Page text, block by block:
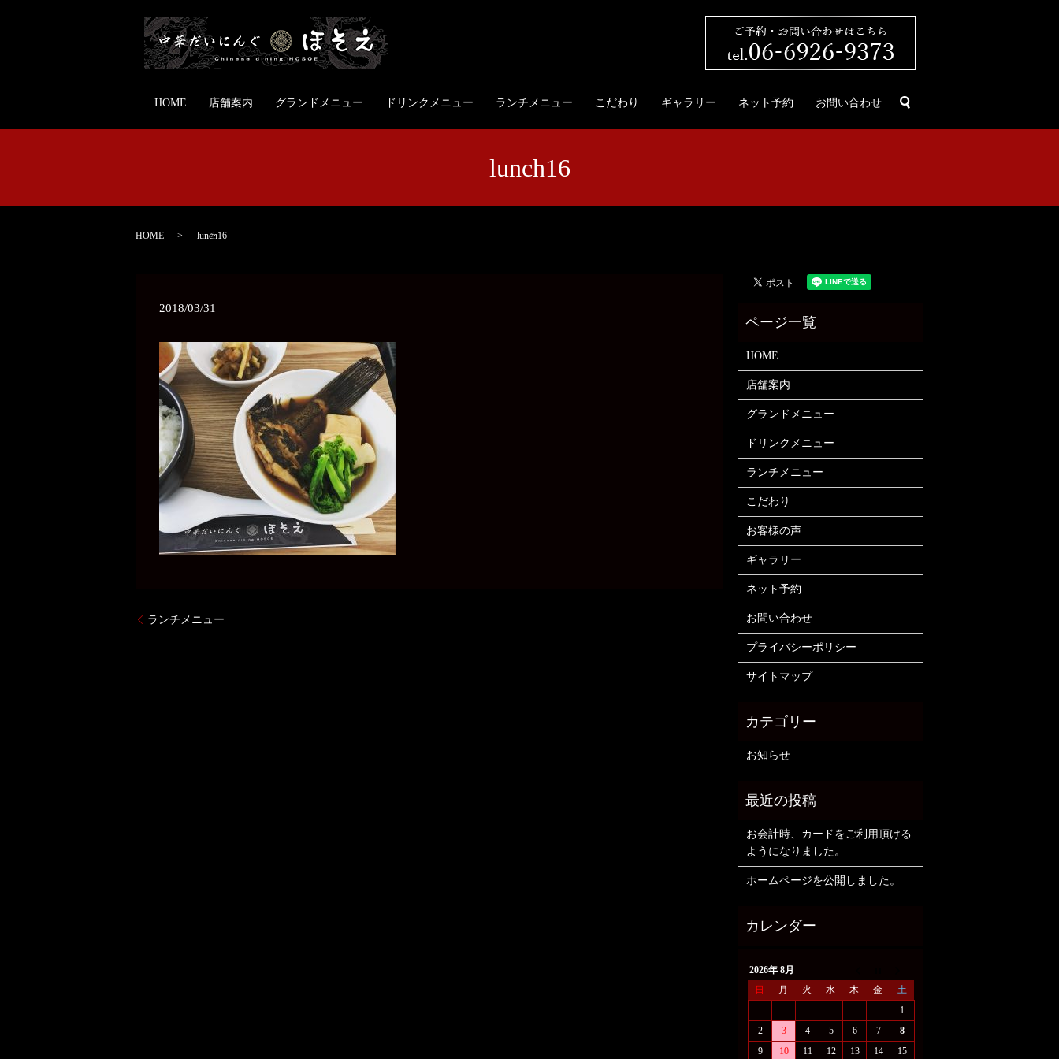
HOME 店舗案内 グランドメニュー ドリンクメニュー ランチメニュー こだわり ギャラリー ネット予約 お問い合わせ
lunch16
HOME lunch16
2018/03/31
ランチメニュー
HOME
店舗案内
グランドメニュー
ドリンクメニュー
ランチメニュー
こだわり
お客様の声
ギャラリー
ネット予約
お問い合わせ
プライバシーポリシー
サイトマップ
お知らせ
お会計時、カードをご利用頂ける
ようになりました。
ホームページを公開しました。
2026年 8月
日
月 火 水 木 金
土
1
2
3 4 5 6 7
8
9
10 11 12 13 14 15